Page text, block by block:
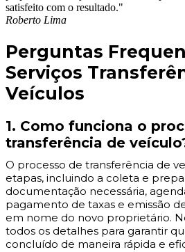
satisfeito com o resultado."
Roberto Lima
Perguntas
Serviços
Veículos
1. Como funciona o
transferência de
O processo de transferência de
etapas, incluindo a coleta e
documentação necessária,
pagamento de taxas e emissão
em nome do novo proprietário.
todos os detalhes para garantir
concluído de maneira rápida e